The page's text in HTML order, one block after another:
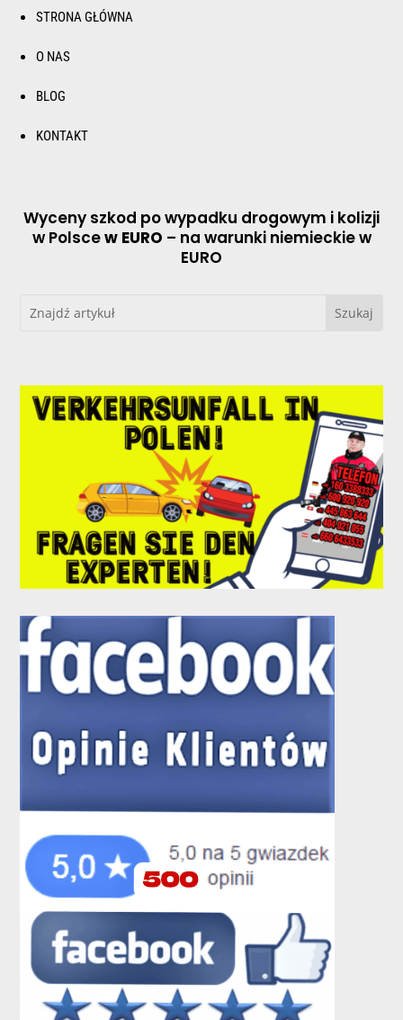
STRONA GŁÓWNA
O NAS
BLOG
KONTAKT
Wyceny szkod po wypadku drogowym i kolizji
w Polscew EURO – na warunki niemieckie w
EURO